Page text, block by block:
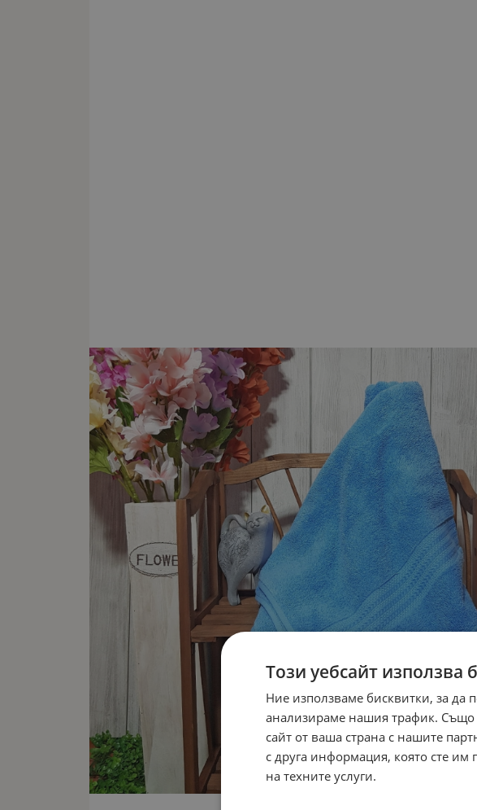
Този уебсайт използва
Ние използваме бисквитки, за да
анализираме нашия трафик. Също
сайт от ваша страна с нашите
с друга информация, която сте им
на техните услуги.